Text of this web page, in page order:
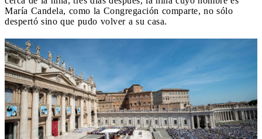
María Candela, como la Congregación comparte, no sólo
despertó sino que pudo volver a su casa.